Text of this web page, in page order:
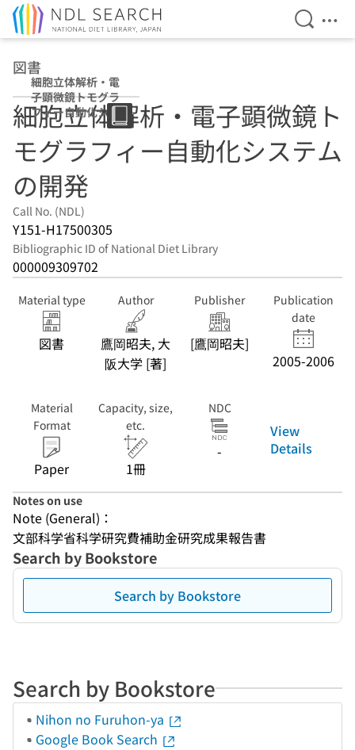
Open
図書
細胞立体解析・電
子顕微鏡トモグラ
フィー自動化シス
テムの開発
細胞立体解析・電子顕微鏡ト
モグラフィー自動化システム
の開発
Call No. (NDL)
Y151-H17500305
Bibliographic ID of National Diet Library
000009309702
Material type
図書
Author
鷹岡昭夫, 大
阪大学 [著]
Publisher
[鷹岡昭夫]
Publication
date
2005-2006
Material
Format
Paper
Capacity, size,
etc.
1冊
NDC
-
View
Details
Notes on use
Note (General)：
文部科学省科学研究費補助金研究成果報告書
Search by Bookstore
Search by Bookstore
Search by Bookstore
Nihon no Furuhon-ya
Google Book Search